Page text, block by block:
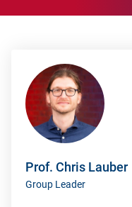
Prof. Chris Lauber
Group Leader